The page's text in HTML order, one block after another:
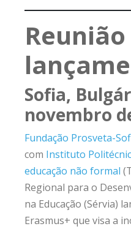
Sofia,
novembro
Fundação Prosveta-
com Instituto
educação não formal
Regional para o
na Educação (Sérvia)
Erasmus+ que visa a